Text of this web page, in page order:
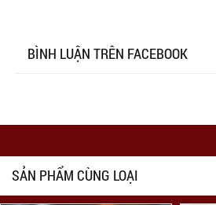
BÌNH LUẬN TRÊN FACEBOOK
SẢN PHẨM CÙNG LOẠI